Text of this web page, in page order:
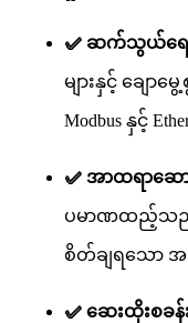
✅ ဆက်သွယ်ရေး
များနှင့် ချော
Modbus နှင့်
✅ အာထရာဆ
ပမာဏထည့်သည့်
စိတ်ချရသော အ
✅ ဆေးထိုးစခန်း